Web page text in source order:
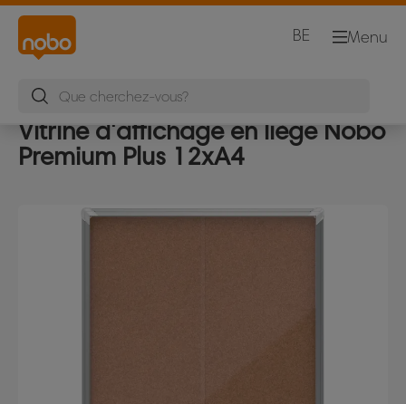
Menu
BE
Vitrine d'affichage en liège Nobo
Premium Plus 12xA4